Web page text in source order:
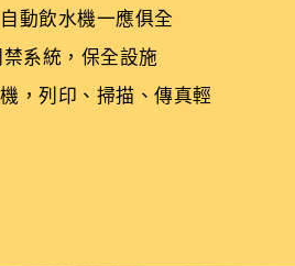
動飲水機一應俱全
系統，保全設施
，列印、掃描、傳真輕